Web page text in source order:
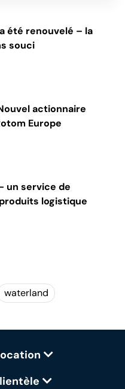
été renouvelé – la
souci
actionnaire
Europe
un service de
logistique
waterland